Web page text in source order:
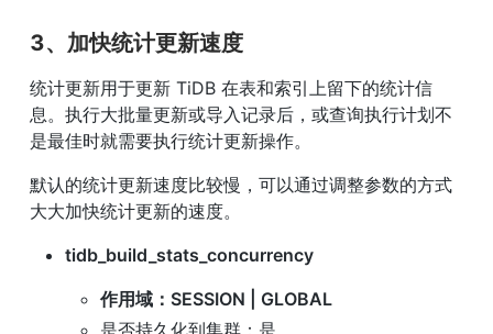
3、加快统计更新速度
统计更新用于更新 TiDB 在表和索引上留下的统计信
息。执行大批量更新或导入记录后，或查询执行计划不
是最佳时就需要执行统计更新操作。
默认的统计更新速度比较慢，可以通过调整参数的方式
大大加快统计更新的速度。
tidb_build_stats_concurrency
作用域：SESSION | GLOBAL
是否持久化到集群：是